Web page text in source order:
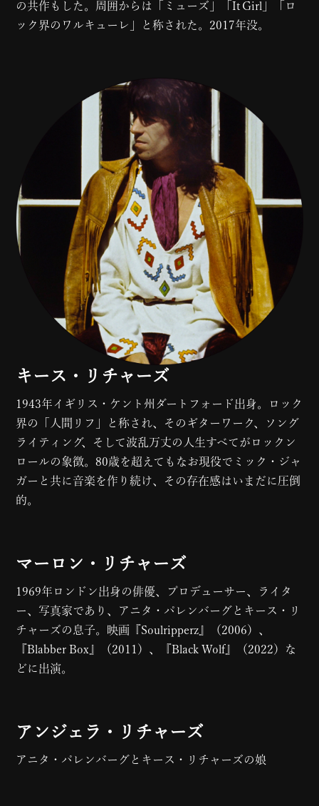
の共作もした。周囲からは「ミューズ」「It Girl」「ロ
ック界のワルキューレ」と称された。2017年没。
キース・リチャーズ
1943年イギリス・ケント州ダートフォード出身。ロック
界の「人間リフ」と称され、そのギターワーク、ソング
ライティング、そして波乱万丈の人生すべてがロックン
ロールの象徴。80歳を超えてもなお現役でミック・ジャ
ガーと共に音楽を作り続け、その存在感はいまだに圧倒
的。
マーロン・リチャーズ
1969年ロンドン出身の俳優、プロデューサー、ライタ
ー、写真家であり、アニタ・パレンバーグとキース・リ
チャーズの息子。映画『Soulripperz』（2006）、
『Blabber Box』（2011）、『Black Wolf』（2022）な
どに出演。
アンジェラ・リチャーズ
アニタ・パレンバーグとキース・リチャーズの娘